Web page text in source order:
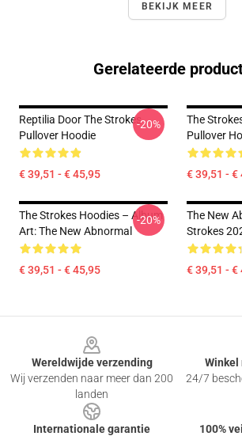
BEKIJK MEER
Gerelateerde
Reptilia Door The Strokes
Pullover Hoodie
€ 39,51 - € 45,95
-20%
The
Pullover
€ 39,51 - €
The Strokes Hoodies – Album
Art: The New Abnormal
€ 39,51 - € 45,95
-20%
The New
Strokes
€ 39,51 - €
Wereldwijde verzending
Wij verzenden naar meer dan 200
landen
Winkel
24/7
Internationale garantie
100%